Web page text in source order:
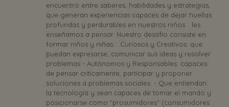
encuentro entre saberes, habilidades y estrategias,
que generan experiencias capaces de dejar huellas
profundas y perdurables en nuestros niños... les
enseñamos a pensar. Nuestro desafío consiste en
formar niños y niñas: . Curiosos y Creativos: que
puedan expresarse, comunicar sus ideas y resolver
problemas - Autónomos y Responsables: capaces
de pensar críticamente, participar y proponer
soluciones a problemas sociales. - Que entiendan
la tecnología y sean capaces de tomar el mando y
posicionarse como "prosumidores" (consumidores